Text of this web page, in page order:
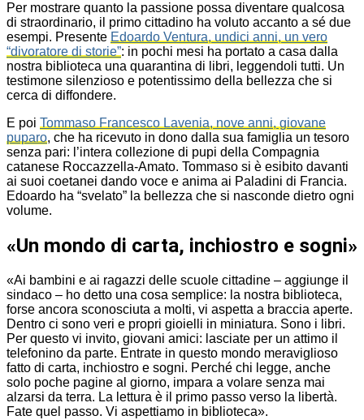
Per mostrare quanto la passione possa diventare qualcosa
di straordinario, il primo cittadino ha voluto accanto a sé due
esempi. Presente Edoardo Ventura, undici anni, un vero
“divoratore di storie”: in pochi mesi ha portato a casa dalla
nostra biblioteca una quarantina di libri, leggendoli tutti. Un
testimone silenzioso e potentissimo della bellezza che si
cerca di diffondere.
E poi Tommaso Francesco Lavenia, nove anni, giovane
puparo, che ha ricevuto in dono dalla sua famiglia un tesoro
senza pari: l’intera collezione di pupi della Compagnia
catanese Roccazzella-Amato. Tommaso si è esibito davanti
ai suoi coetanei dando voce e anima ai Paladini di Francia.
Edoardo ha “svelato” la bellezza che si nasconde dietro ogni
volume.
«Un mondo di carta, inchiostro e sogni»
«Ai bambini e ai ragazzi delle scuole cittadine – aggiunge il
sindaco – ho detto una cosa semplice: la nostra biblioteca,
forse ancora sconosciuta a molti, vi aspetta a braccia aperte.
Dentro ci sono veri e propri gioielli in miniatura. Sono i libri.
Per questo vi invito, giovani amici: lasciate per un attimo il
telefonino da parte. Entrate in questo mondo meraviglioso
fatto di carta, inchiostro e sogni. Perché chi legge, anche
solo poche pagine al giorno, impara a volare senza mai
alzarsi da terra. La lettura è il primo passo verso la libertà.
Fate quel passo. Vi aspettiamo in biblioteca».